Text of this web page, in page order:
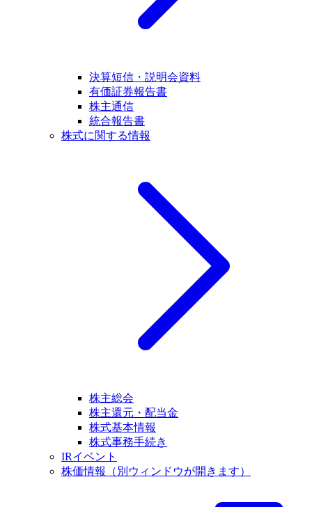
決算短信・説明会資料
有価証券報告書
株主通信
統合報告書
株式に関する情報
株主総会
株主還元・配当金
株式基本情報
株式事務手続き
IRイベント
株価情報
（別ウィンドウが開きます）